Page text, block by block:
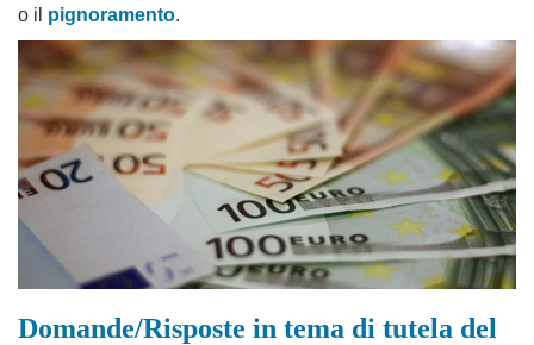
o il pignoramento.
Domande/Risposte in tema di tutela del